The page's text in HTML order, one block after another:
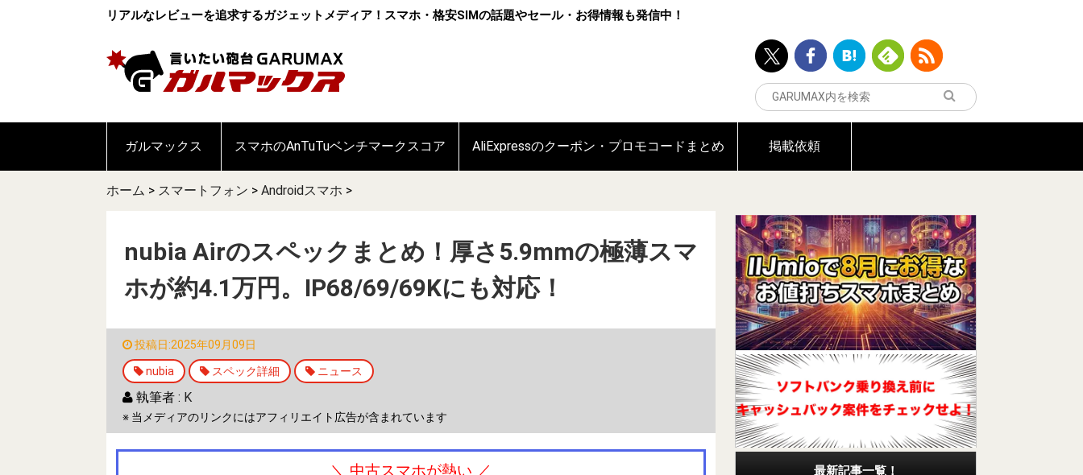
リアルなレビューを追求するガジェットメディア！スマホ・格安SIMの話題やセール・お得情報も発信中！
ガルマックス スマホのAnTuTuベンチマークスコア AliExpressのクーポン・プロモコードまとめ 掲載依頼
ホーム > スマートフォン > Androidスマホ >
nubia Airのスペックまとめ！厚さ5.9mmの極薄スマ
ホが約4.1万円。IP68/69/69Kにも対応！
投稿日:2025年09月09日
nubia スペック詳細 ニュース
執筆者 : K
※ 当メディアのリンクにはアフィリエイト広告が含まれています
＼ 中古スマホが熱い ／ 最新記事一覧！